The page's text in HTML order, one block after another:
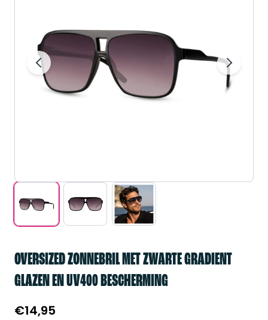
OVERSIZED ZONNEBRIL MET ZWARTE GRADIENT
GLAZEN EN UV400 BESCHERMING
€14,95